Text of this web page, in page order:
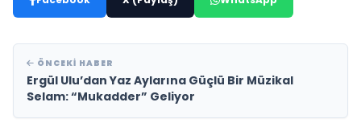
ÖNCEKI HABER
Ergül Ulu’dan Yaz Aylarına Güçlü Bir Müzikal
Selam: “Mukadder” Geliyor